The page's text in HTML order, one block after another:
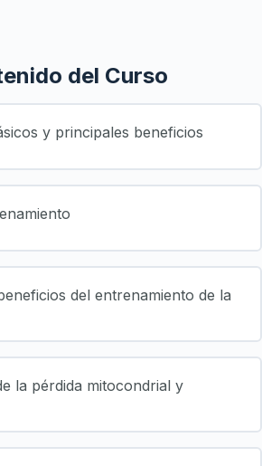
del Curso
y principales beneficios
del entrenamiento de la
la pérdida mitocondrial y